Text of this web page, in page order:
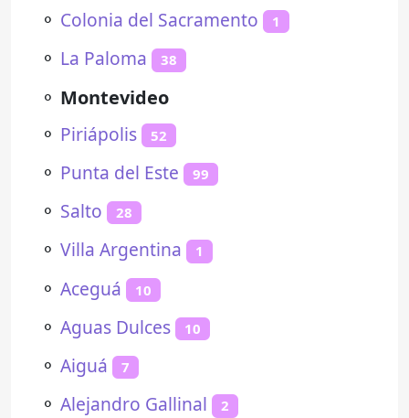
⚬ Colonia del Sacramento 1
⚬ La Paloma 38
⚬ Montevideo
⚬ Piriápolis 52
⚬ Punta del Este 99
⚬ Salto 28
⚬ Villa Argentina 1
⚬ Aceguá 10
⚬ Aguas Dulces 10
⚬ Aiguá 7
⚬ Alejandro Gallinal 2